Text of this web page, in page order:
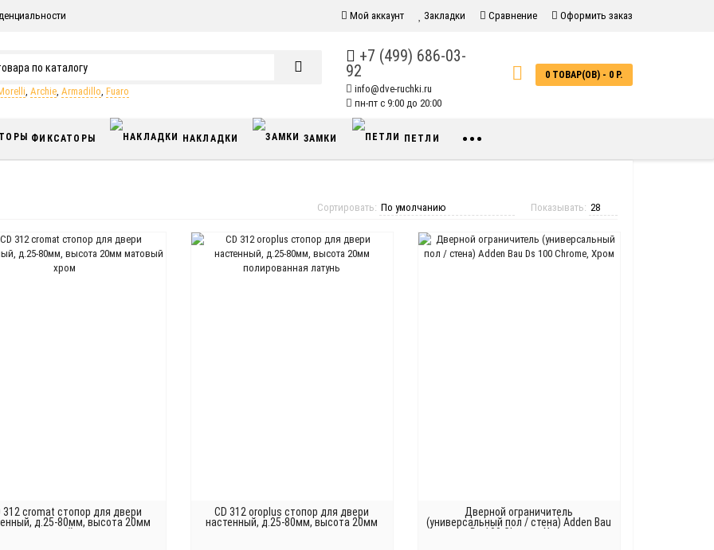
Мой аккаунт Закладки Сравнение Оформить заказ
, Archie, Armadillo, Fuaro
+7 (499) 686-03-
92
info@dve-ruchki.ru
пн-пт с 9:00 до 20:00
0 ТОВАР(ОВ) - 0 Р.
ФИКСАТОРЫ НАКЛАДКИ ЗАМКИ ПЕТЛИ •••
Показывать:
Сортировать:
312 cromat стопор для двери
д.25-80мм, высота 20мм
матовый хром
CD 312 oroplus стопор для двери
настенный, д.25-80мм, высота 20мм
Дверной ограничитель
(универсальный пол / стена) Adden Bau
Ds 100 Chrome, Хром